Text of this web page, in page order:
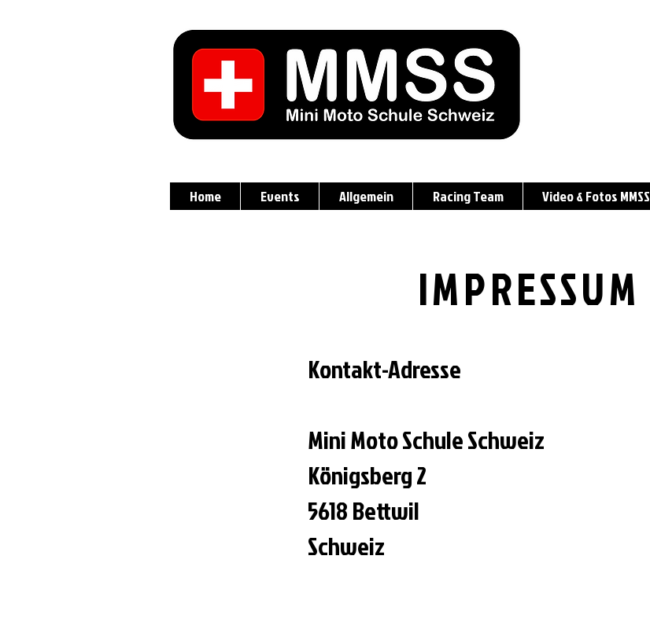
Home Events Allgemein Racing Team Video & Fotos MMSS
IMPRESSUM
Kontakt-Adresse
Mini Moto Schule Schweiz
Königsberg 2
5618 Bettwil
Schweiz